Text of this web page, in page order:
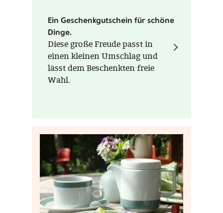
Ein Geschenkgutschein für schöne
Dinge.
Diese große Freude passt in
einen kleinen Umschlag und
lässt dem Beschenkten freie
Wahl.